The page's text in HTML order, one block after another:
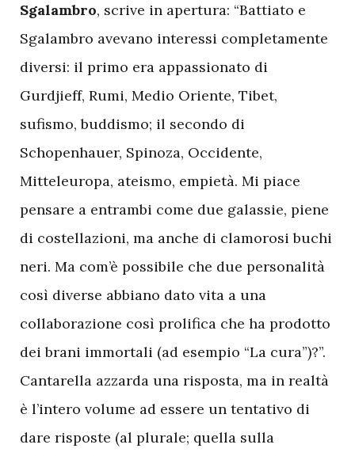
Sgalambro, scrive in apertura: “Battiato e
Sgalambro avevano interessi completamente
diversi: il primo era appassionato di
Gurdjieff, Rumi, Medio Oriente, Tibet,
sufismo, buddismo; il secondo di
Schopenhauer, Spinoza, Occidente,
Mitteleuropa, ateismo, empietà. Mi piace
pensare a entrambi come due galassie, piene
di costellazioni, ma anche di clamorosi buchi
neri. Ma com’è possibile che due personalità
così diverse abbiano dato vita a una
collaborazione così prolifica che ha prodotto
dei brani immortali (ad esempio “La cura”)?”.
Cantarella azzarda una risposta, ma in realtà
è l’intero volume ad essere un tentativo di
dare risposte (al plurale; quella sulla